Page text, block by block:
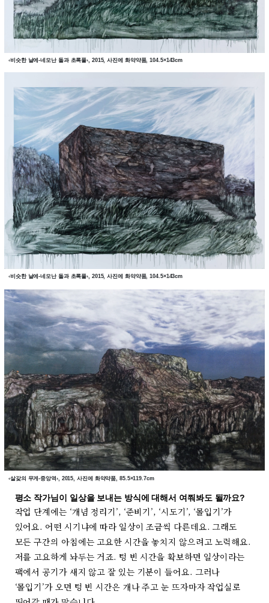
‹비슷한 날에-네모난 돌과 초록풀›, 2015, 사진에 화약약품, 104.5×143cm
‹비슷한 날에-네모난 돌과 초록풀›, 2015, 사진에 화약약품, 104.5×143cm
‹살갗의 무게-중앙역›, 2015, 사진에 화약약품, 85.5×119.7cm
평소 작가님이 일상을 보내는 방식에 대해서 여쭤봐도 될까요?
작업 단계에는 ‘개념 정리기’, ‘준비기’, ‘시도기’, ‘몰입기’가
있어요. 어떤 시기냐에 따라 일상이 조금씩 다른데요. 그래도
모든 구간의 아침에는 고요한 시간을 놓치지 않으려고 노력해요.
저를 고요하게 놔두는 거죠. 텅 빈 시간을 확보하면 일상이라는
팩에서 공기가 새지 않고 잘 있는 기분이 들어요. 그러나
‘몰입기’가 오면 텅 빈 시간은 개나 주고 눈 뜨자마자 작업실로